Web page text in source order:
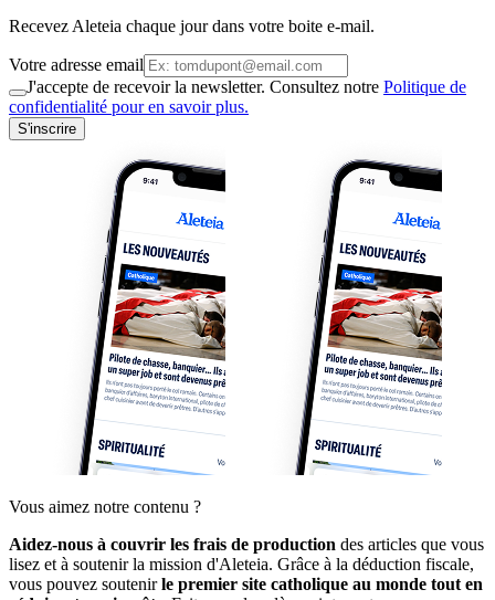
Recevez Aleteia chaque jour dans votre boite e-mail.
Votre adresse email
J'accepte de recevoir la newsletter. Consultez notre Politique de
confidentialité pour en savoir plus.
S'inscrire
Vous aimez notre contenu ?
Aidez-nous à couvrir les frais de production des articles que vous
lisez et à soutenir la mission d'Aleteia. Grâce à la déduction fiscale,
vous pouvez soutenirle premier site catholique au monde tout en